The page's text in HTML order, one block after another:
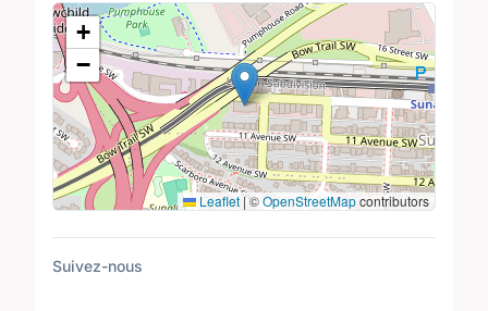
Lieu
+
−
Leaflet|©OpenStreetMapcontributors
Suivez-nous